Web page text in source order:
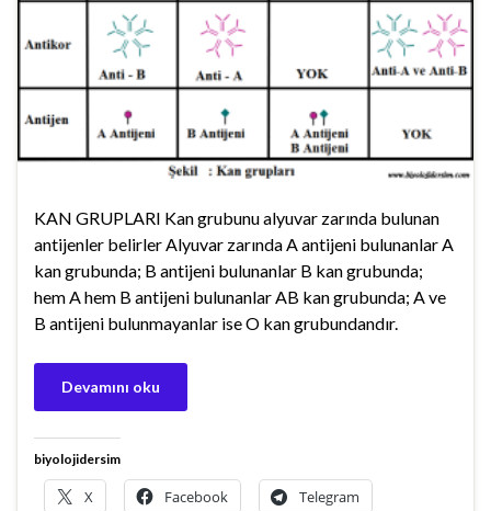
KAN GRUPLARI Kan grubunu alyuvar zarında bulunan
antijenler belirler Alyuvar zarında A antijeni bulunanlar A
kan grubunda; B antijeni bulunanlar B kan grubunda;
hem A hem B antijeni bulunanlar AB kan grubunda; A ve
B antijeni bulunmayanlar ise O kan grubundandır.
Devamını oku
biyolojidersim
X Facebook Telegram